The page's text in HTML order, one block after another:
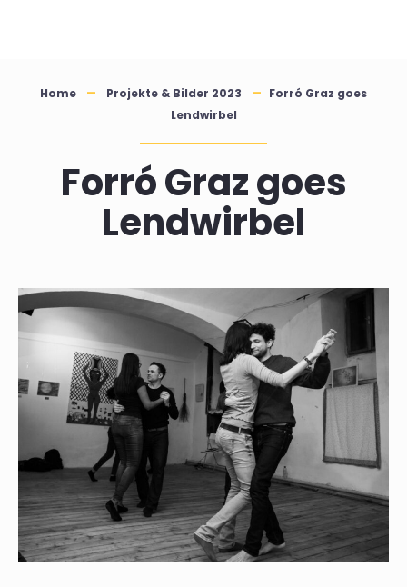
Home Projekte & Bilder 2023
Forró Graz goes
Lendwirbel
Forró Graz goes
Lendwirbel